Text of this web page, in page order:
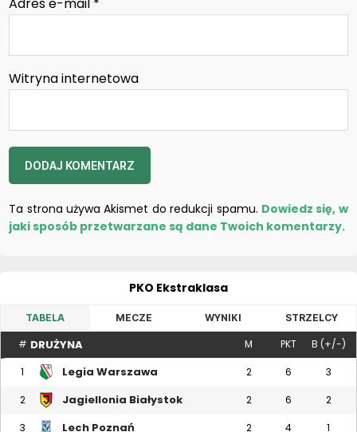
Adres e-mail *
Witryna internetowa
Ta strona używa Akismet do redukcji spamu. Dowiedz się, w
jaki sposób przetwarzane są dane Twoich komentarzy.
PKO Ekstraklasa
TABELA MECZE WYNIKI STRZELCY
# DRUŻYNA M PKT B (+/-)
1 Legia Warszawa 2 6 3
2 Jagiellonia Białystok 2 6 2
3 Lech Poznań 2 4 1